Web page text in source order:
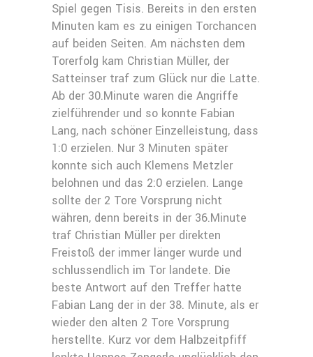
Spiel gegen Tisis. Bereits in den ersten
Minuten kam es zu einigen Torchancen
auf beiden Seiten. Am nächsten dem
Torerfolg kam Christian Müller, der
Satteinser traf zum Glück nur die Latte.
Ab der 30.Minute waren die Angriffe
zielführender und so konnte Fabian
Lang, nach schöner Einzelleistung, dass
1:0 erzielen. Nur 3 Minuten später
konnte sich auch Klemens Metzler
belohnen und das 2:0 erzielen. Lange
sollte der 2 Tore Vorsprung nicht
währen, denn bereits in der 36.Minute
traf Christian Müller per direkten
Freistoß der immer länger wurde und
schlussendlich im Tor landete. Die
beste Antwort auf den Treffer hatte
Fabian Lang der in der 38. Minute, als er
wieder den alten 2 Tore Vorsprung
herstellte. Kurz vor dem Halbzeitpfiff